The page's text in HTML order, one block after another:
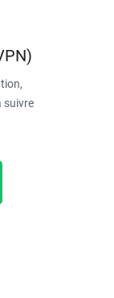
suivre